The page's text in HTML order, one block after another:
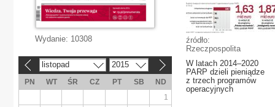
źródło:
Rzeczpospolita
W latach 2014–2020
PARP dzieli pieniądze
z trzech programów
operacyjnych
Wydanie: 10308
listopad 2015
PN WT ŚR CZ PT SB
ND
1